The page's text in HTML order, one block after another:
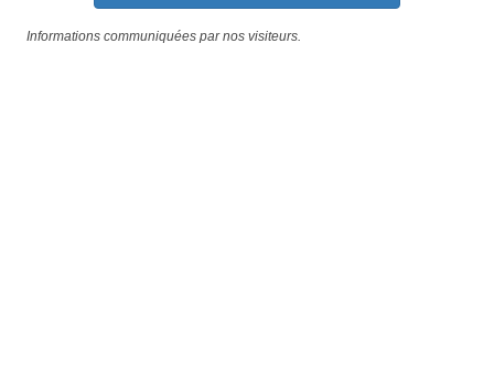
Informations communiquées par nos visiteurs.